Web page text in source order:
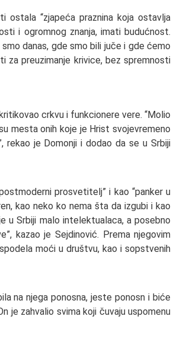
ostala “zjapeća praznina koja ostavlja
i ogromnog znanja, imati budućnost.
danas, gde smo bili juče i gde ćemo
za preuzimanje krivice, bez spremnosti
crkvu i funkcionere vere. “Molio
mesta onih koje je Hrist svojevremeno
rekao je Domonji i dodao da se u Srbiji
prosvetitelj” i kao “panker u
kao neko ko nema šta da izgubi i kao
u Srbiji malo intelektualaca, a posebno
kazao je Sejdinović. Prema njegovim
moći u društvu, kao i sopstvenih
na njega ponosna, jeste ponosn i biće
je zahvalio svima koji čuvaju uspomenu